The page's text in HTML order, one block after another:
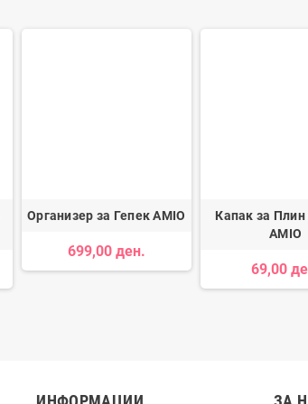
Организер за Гепек AMIO
699,00 ден.
Капак за
AMIO
69,00